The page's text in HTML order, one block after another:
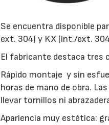
Se encuentra disponible
ext. 304) y KX (int./ext.
El fabricante destaca tres
Rápido montaje y sin
horas de mano de obra.
llevar tornillos ni
Apariencia muy estética: